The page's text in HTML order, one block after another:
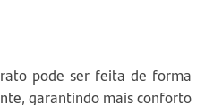
pode ser feita de forma
garantindo mais conforto